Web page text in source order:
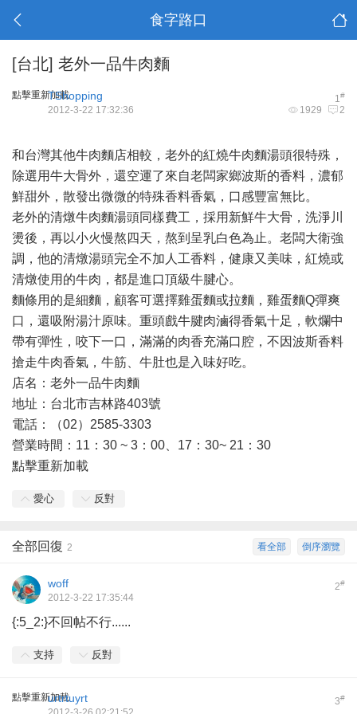
食字路口
[台北] 老外一品牛肉麵
點擊重新加載 1#
TShopping
1929 2
2012-3-22 17:32:36
和台灣其他牛肉麵店相較，老外的紅燒牛肉麵湯頭很特殊，
除選用牛大骨外，還空運了來自老闆家鄉波斯的香料，濃郁
鮮甜外，散發出微微的特殊香料香氣，口感豐富無比。
老外的清燉牛肉麵湯頭同樣費工，採用新鮮牛大骨，洗淨川
燙後，再以小火慢熬四天，熬到呈乳白色為止。老闆大衛強
調，他的清燉湯頭完全不加人工香料，健康又美味，紅燒或
清燉使用的牛肉，都是進口頂級牛腱心。
麵條用的是細麵，顧客可選擇雞蛋麵或拉麵，雞蛋麵Q彈爽
口，還吸附湯汁原味。重頭戲牛腱肉滷得香氣十足，軟爛中
帶有彈性，咬下一口，滿滿的肉香充滿口腔，不因波斯香料
搶走牛肉香氣，牛筋、牛肚也是入味好吃。
店名：老外一品牛肉麵
地址：台北市吉林路403號
電話：（02）2585-3303
營業時間：11：30 ~ 3：00、17：30~ 21：30
點擊重新加載
愛心 反對
倒序瀏覽
看全部
全部回復 2
2#
woff
2012-3-22 17:35:44
{:5_2:}不回帖不行......
支持 反對
點擊重新加載 3#
urtrtuyrt